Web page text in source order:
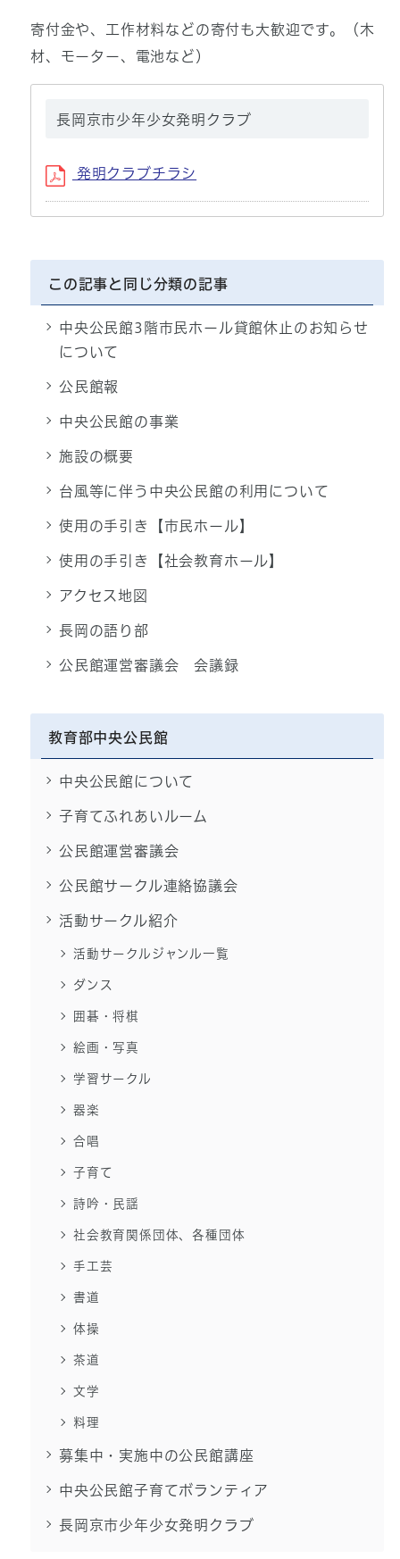
寄付金や、工作材料などの寄付も大歓迎です。（木
材、モーター、電池など）
長岡京市少年少女発明クラブ
発明クラブチラシ
この記事と同じ分類の記事
中央公民館3階市民ホール貸館休止のお知らせ
について
公民館報
中央公民館の事業
施設の概要
台風等に伴う中央公民館の利用について
使用の手引き【市民ホール】
使用の手引き【社会教育ホール】
アクセス地図
長岡の語り部
公民館運営審議会 会議録
教育部中央公民館
中央公民館について
子育てふれあいルーム
公民館運営審議会
公民館サークル連絡協議会
活動サークル紹介
活動サークルジャンル一覧
ダンス
囲碁・将棋
絵画・写真
学習サークル
器楽
合唱
子育て
詩吟・民謡
社会教育関係団体、各種団体
手工芸
書道
体操
茶道
文学
料理
募集中・実施中の公民館講座
中央公民館子育てボランティア
長岡京市少年少女発明クラブ